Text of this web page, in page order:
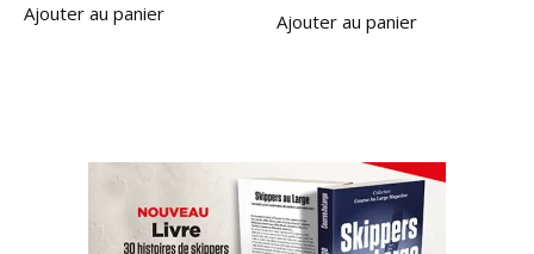
Ajouter au panier Ajouter au panier